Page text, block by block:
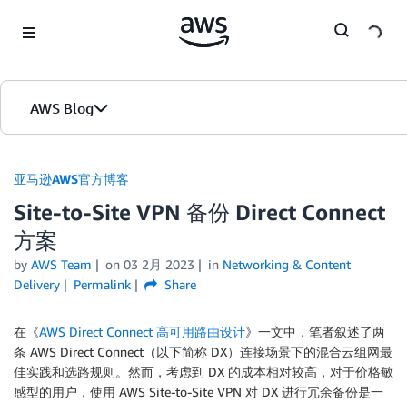
AWS Blog
首页
版本
亚马逊AWS官方博客
Site-to-Site VPN 备份 Direct Connect
方案
by AWS Team on 03 2月 2023 in Networking & Content
Delivery
Permalink Share
在《AWS Direct Connect 高可用路由设计》一文中，笔者叙述了两
条 AWS Direct Connect（以下简称 DX）连接场景下的混合云组网最
佳实践和选路规则。然而，考虑到 DX 的成本相对较高，对于价格敏
感型的用户，使用 AWS Site-to-Site VPN 对 DX 进行冗余备份是一